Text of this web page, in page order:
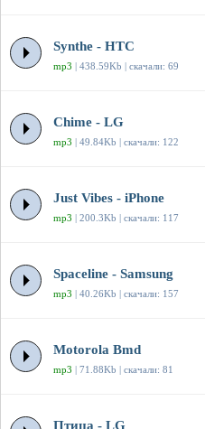
Synthe - HTC
mp3 | 438.59Kb | скачали: 69
Chime - LG
mp3 | 49.84Kb | скачали: 122
Just Vibes - iPhone
mp3 | 200.3Kb | скачали: 117
Spaceline - Samsung
mp3 | 40.26Kb | скачали: 157
Motorola Bmd
mp3 | 71.88Kb | скачали: 81
Птица - LG